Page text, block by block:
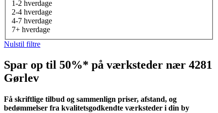
1-2 hverdage
2-4 hverdage
4-7 hverdage
7+ hverdage
Nulstil filtre
Spar op til 50%* på værksteder nær 4281
Gørlev
Få skriftlige tilbud og sammenlign priser, afstand, og
bedømmelser fra kvalitetsgodkendte værksteder i din by